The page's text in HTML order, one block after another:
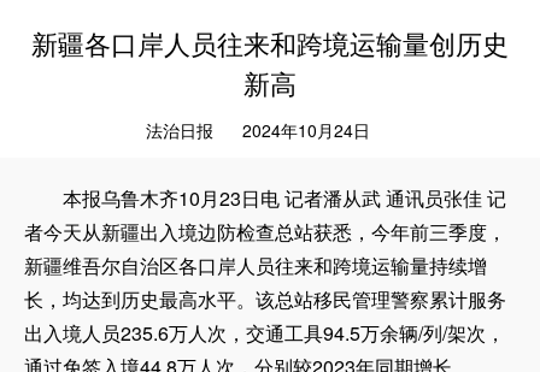
新疆各口岸人员往来和跨境运输量创历史
新高
法治日报 2024年10月24日
本报乌鲁木齐10月23日电 记者潘从武 通讯员张佳 记
者今天从新疆出入境边防检查总站获悉，今年前三季度，
新疆维吾尔自治区各口岸人员往来和跨境运输量持续增
长，均达到历史最高水平。该总站移民管理警察累计服务
出入境人员235.6万人次，交通工具94.5万余辆/列/架次，